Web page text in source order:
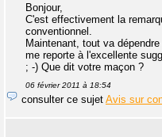
Bonjour,
C'est effectivement la
conventionnel.
Maintenant, tout va
me reporte à l'excellente
; -) Que dit votre maçon ?
06 février 2011 à 18:54
consulter ce sujet Avis sur